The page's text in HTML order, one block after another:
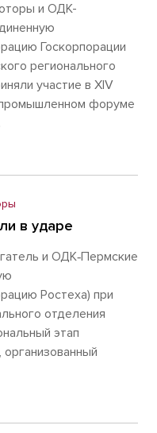
и ОДК-
Госкорпорации
регионального
участие в XIV
форуме
в ударе
и ОДК‑Пермские
Ростеха) при
отделения
этап
организованный